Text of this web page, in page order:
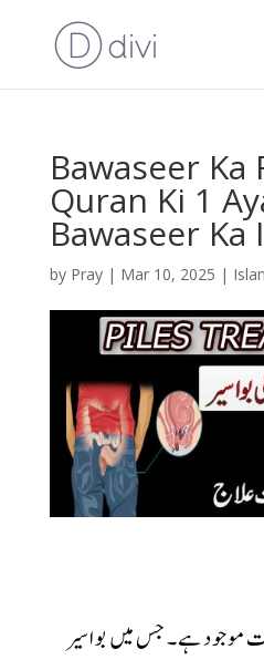
Bawaseer
Quran Ki 1
Bawaseer Ka
by Pray| Mar 10, 2025 |
موجود ہے۔ جس میں بواسیر